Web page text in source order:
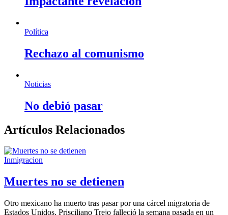
Política
Rechazo al comunismo
Noticias
No debió pasar
Artículos Relacionados
Inmigracion
Muertes no se detienen
Otro mexicano ha muerto tras pasar por una cárcel migratoria de
Estados Unidos. Prisciliano Trejo falleció la semana pasada en un